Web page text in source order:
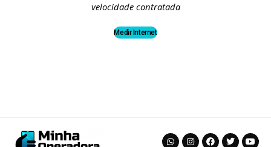
velocidade contratada
Medir Internet